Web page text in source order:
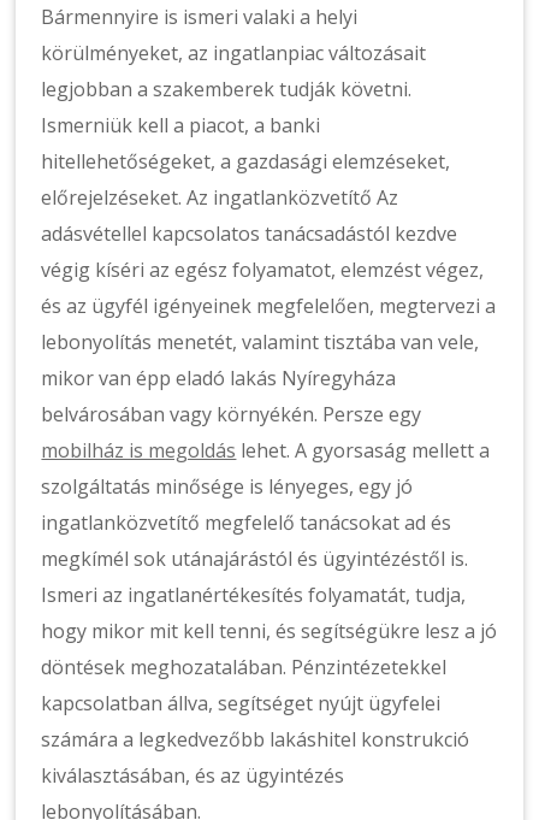
Bármennyire is ismeri valaki a helyi
körülményeket, az ingatlanpiac változásait
legjobban a szakemberek tudják követni.
Ismerniük kell a piacot, a banki
hitellehetőségeket, a gazdasági elemzéseket,
előrejelzéseket. Az ingatlanközvetítő Az
adásvétellel kapcsolatos tanácsadástól kezdve
végig kíséri az egész folyamatot, elemzést végez,
és az ügyfél igényeinek megfelelően, megtervezi a
lebonyolítás menetét, valamint tisztába van vele,
mikor van épp eladó lakás Nyíregyháza
belvárosában vagy környékén. Persze egy
mobilház is megoldás lehet. A gyorsaság mellett a
szolgáltatás minősége is lényeges, egy jó
ingatlanközvetítő megfelelő tanácsokat ad és
megkímél sok utánajárástól és ügyintézéstől is.
Ismeri az ingatlanértékesítés folyamatát, tudja,
hogy mikor mit kell tenni, és segítségükre lesz a jó
döntések meghozatalában. Pénzintézetekkel
kapcsolatban állva, segítséget nyújt ügyfelei
számára a legkedvezőbb lakáshitel konstrukció
kiválasztásában, és az ügyintézés
lebonyolításában.